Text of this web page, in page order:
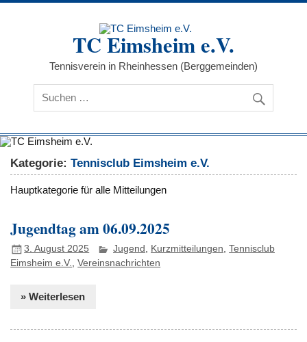
Zum
TC Eimsheim e.V.
Tennisverein in Rheinhessen (Berggemeinden)
Kategorie:Tennisclub Eimsheim e.V.
Hauptkategorie für alle Mitteilungen
Jugendtag am 06.09.2025
3. August 2025 Jugend , Kurzmitteilungen,Tennisclub
Eimsheim e.V.
,Vereinsnachrichten
» Weiterlesen